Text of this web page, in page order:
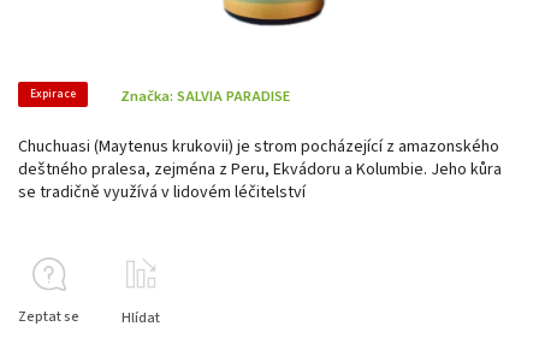
Expirace Značka: SALVIA PARADISE
Chuchuasi (Maytenus krukovii) je strom pocházející z amazonského
deštného pralesa, zejména z Peru, Ekvádoru a Kolumbie. Jeho kůra
se tradičně využívá v lidovém léčitelství
Zeptat se Hlídat